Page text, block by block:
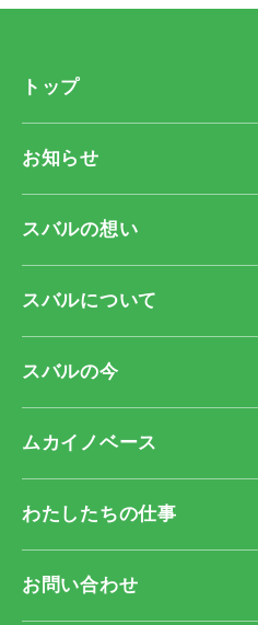
トップ
お知らせ
スバルの想い
スバルについて
スバルの今
ムカイノベース
わたしたちの仕事
お問い合わせ